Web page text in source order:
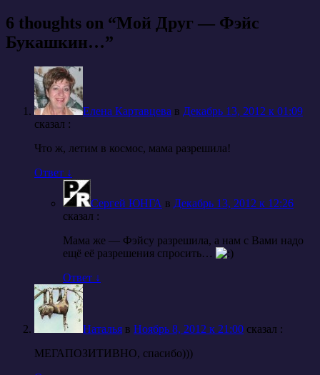
6 thoughts on “Мой Друг — Фэйс
Букашкин…”
Елена Картавцева в Декабрь 13, 2012 к 01:09
cказал :
Что ж, летим в космос, мама разрешила!
Ответ ↓
Сергей ЮНГА в Декабрь 13, 2012 к 12:26
cказал :
Мама же — Фэйсу разрешила, а нам с Вами надо
ещё её разрешения спросить…
Ответ ↓
Наталья в Ноябрь 8, 2012 к 21:00 cказал :
МЕГАПОЗИТИВНО, спасибо)))